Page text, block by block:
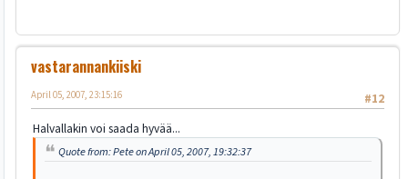
vastarannankiiski
#12
April 05, 2007, 23:15:16
Halvallakin voi saada hyvää...
Quote from: Pete on April 05, 2007, 19:32:37